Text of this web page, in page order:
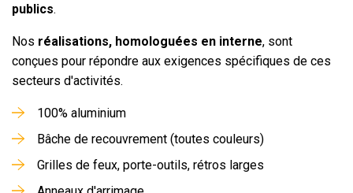
publics.
Nos réalisations, homologuées en interne, sont
conçues pour répondre aux exigences spécifiques de ces
secteurs d'activités.
100% aluminium
Bâche de recouvrement (toutes couleurs)
Grilles de feux, porte-outils, rétros larges